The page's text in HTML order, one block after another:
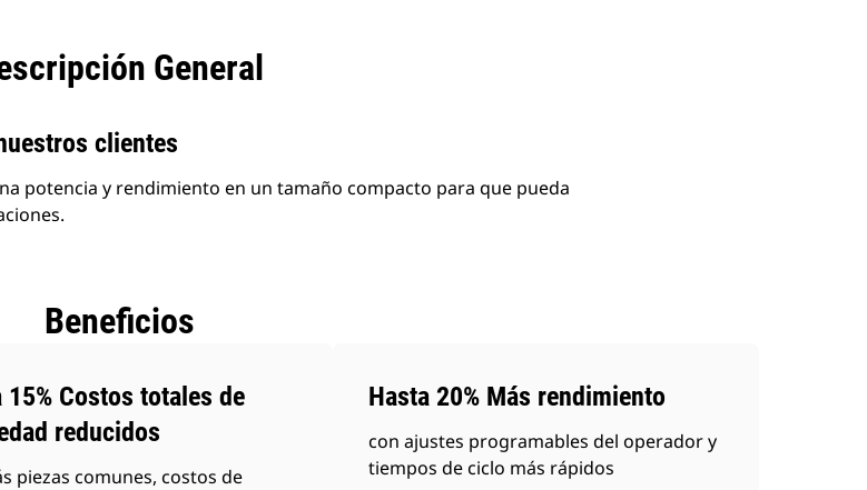
General
clientes
potencia y rendimiento en un tamaño compacto para que pueda
Beneficios
15% Costos totales de
reducidos
piezas comunes, costos de
Hasta 20% Más rendimiento
con ajustes programables del operador y
tiempos de ciclo más rápidos